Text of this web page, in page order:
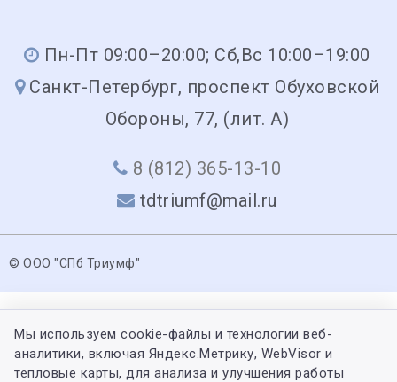
Пн-Пт 09:00–20:00; Сб,Вс 10:00–19:00
Санкт-Петербург, проспект Обуховской
Обороны, 77, (лит. А)
8 (812) 365-13-10
tdtriumf@mail.ru
© ООО "СПб Триумф"
Мы используем cookie-файлы и технологии веб-
аналитики, включая Яндекс.Метрику, WebVisor и
тепловые карты, для анализа и улучшения работы